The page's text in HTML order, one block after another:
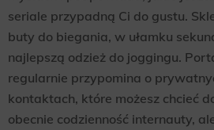
seriale przypadną Ci do gustu.
buty do biegania, w ułamku
najlepszą odzież do joggingu.
regularnie przypomina o
kontaktach, które możesz chcieć
obecnie codzienność internauty,